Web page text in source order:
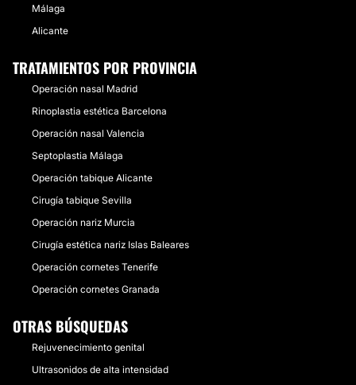
Málaga
Alicante
TRATAMIENTOS POR PROVINCIA
Operación nasal Madrid
Rinoplastia estética Barcelona
Operación nasal Valencia
Septoplastia Málaga
Operación tabique Alicante
Cirugía tabique Sevilla
Operación nariz Murcia
Cirugía estética nariz Islas Baleares
Operación cornetes Tenerife
Operación cornetes Granada
OTRAS BÚSQUEDAS
Rejuvenecimiento genital
Ultrasonidos de alta intensidad